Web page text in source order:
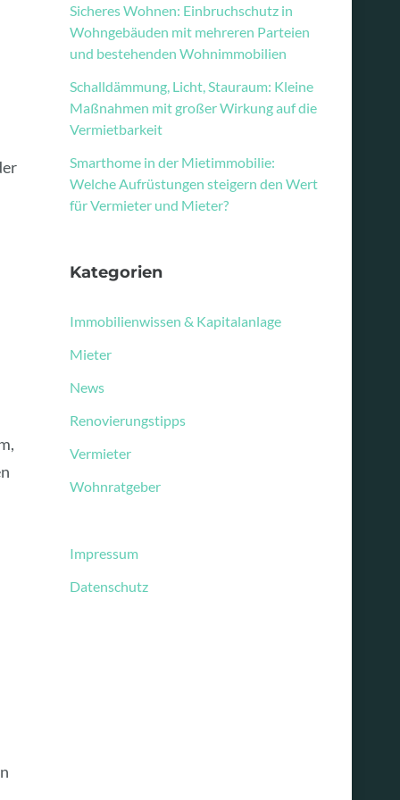
Sicheres Wohnen: Einbruchschutz in
Wohngebäuden mit mehreren Parteien
und bestehenden Wohnimmobilien
Schalldämmung, Licht, Stauraum: Kleine
Maßnahmen mit großer Wirkung auf die
Vermietbarkeit
Smarthome in der Mietimmobilie:
Welche Aufrüstungen steigern den Wert
für Vermieter und Mieter?
Kategorien
Immobilienwissen & Kapitalanlage
Mieter
News
Renovierungstipps
Vermieter
Wohnratgeber
Impressum
Datenschutz